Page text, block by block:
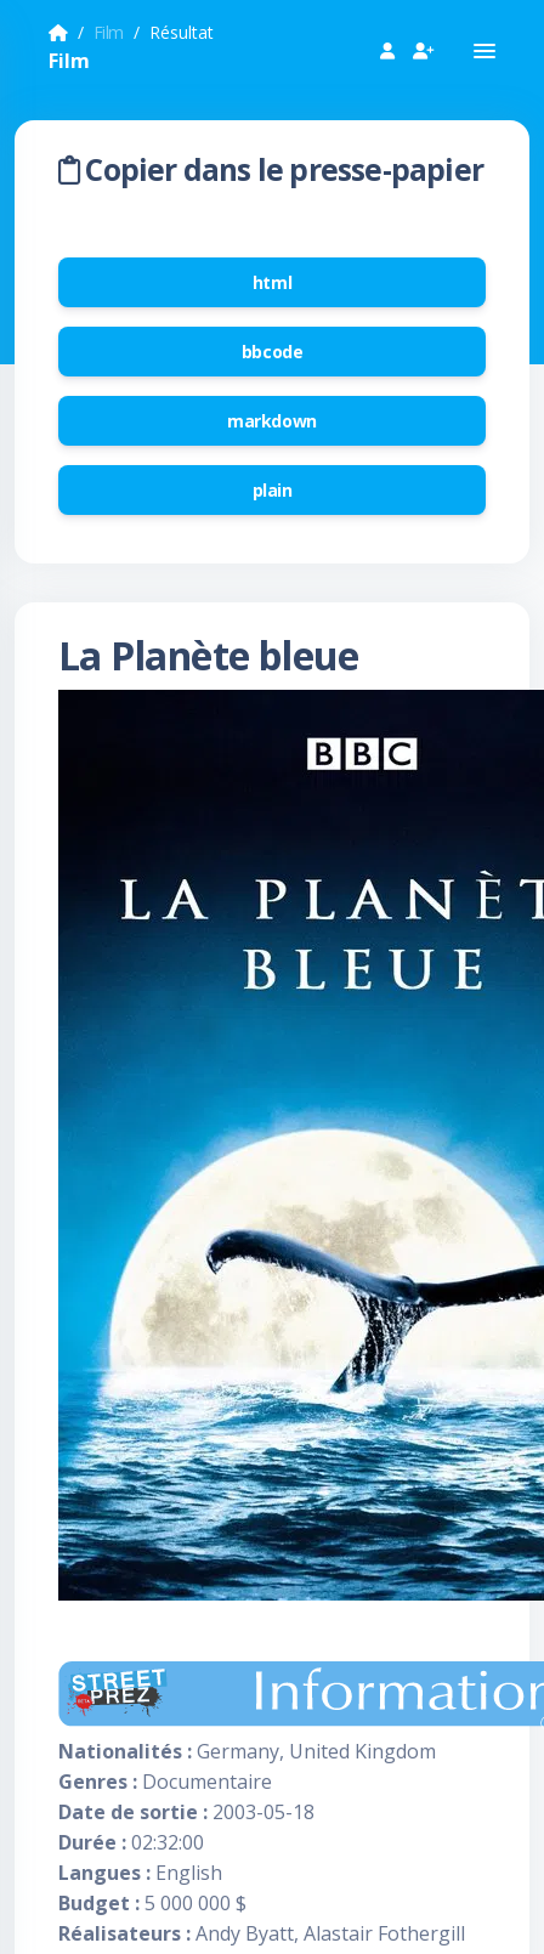
Film Résultat
Film
Copier dans le presse-papier
html
bbcode
markdown
plain
La Planète bleue
Nationalités :Germany, United Kingdom
Genres : Documentaire
Date de sortie : 2003-05-18
Durée :02:32:00
Langues : English
Budget :5 000 000 $
Réalisateurs :Andy Byatt, Alastair Fothergill